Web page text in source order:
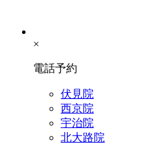
×
電話予約
伏見院
西京院
宇治院
北大路院